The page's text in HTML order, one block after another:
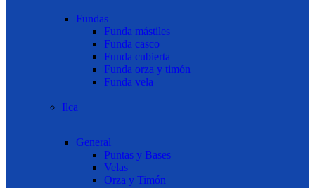
Fundas
Funda mástiles
Funda casco
Funda cubierta
Funda orza y timón
Funda vela
Ilca
General
Puntas y Bases
Velas
Orza y Timón